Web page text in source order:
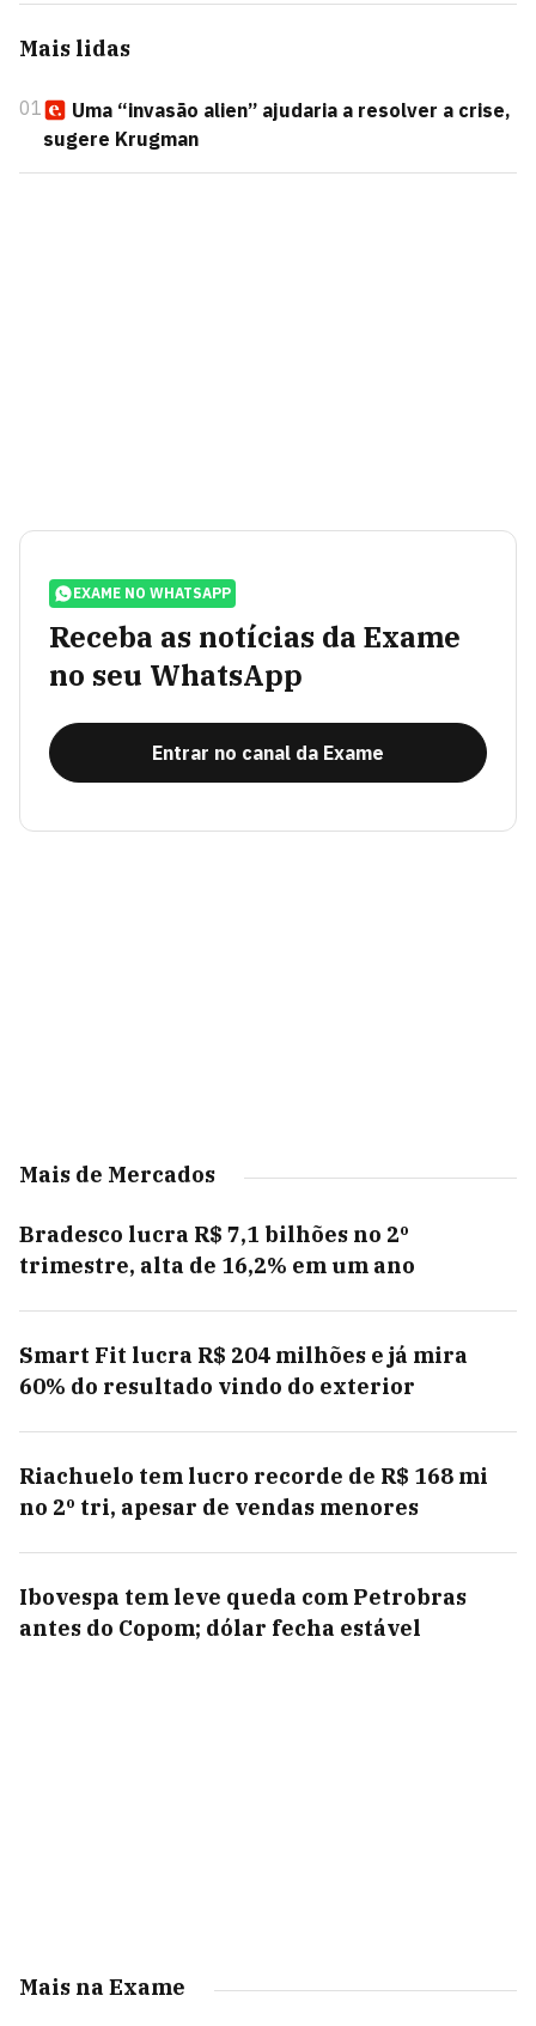
Mais lidas
01
Uma “invasão alien” ajudaria a resolver a crise,
sugere Krugman
EXAME NO WHATSAPP
Receba as notícias da Exame
no seu WhatsApp
Entrar no canal da Exame
Mais de Mercados
Bradesco lucra R$ 7,1 bilhões no 2º
trimestre, alta de 16,2% em um ano
Smart Fit lucra R$ 204 milhões e já mira
60% do resultado vindo do exterior
Riachuelo tem lucro recorde de R$ 168 mi
no 2º tri, apesar de vendas menores
Ibovespa tem leve queda com Petrobras
antes do Copom; dólar fecha estável
Mais na Exame